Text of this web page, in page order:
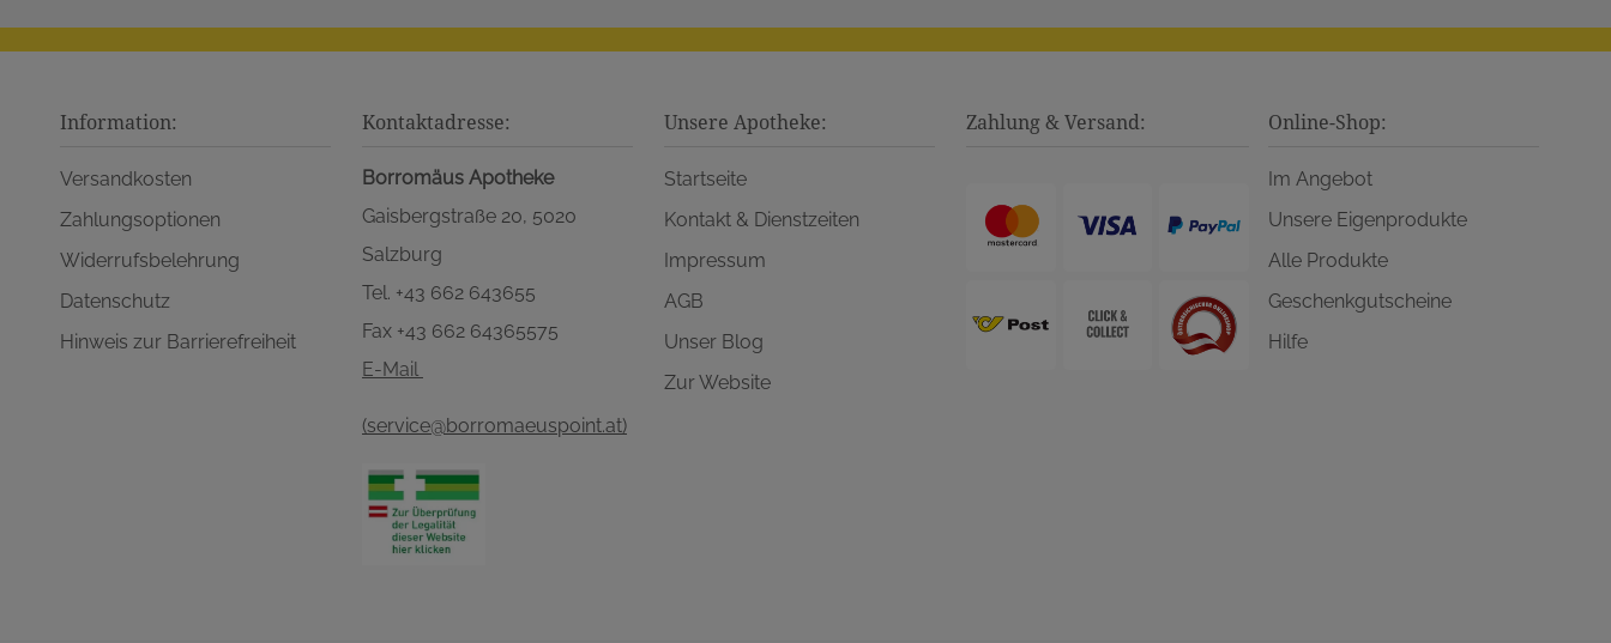
Information:
Versandkosten
Zahlungsoptionen
Widerrufsbelehrung
Datenschutz
Hinweis zur Barrierefreiheit
Kontaktadresse:
Borromäus Apotheke
Gaisbergstraße 20, 5020
Salzburg
Tel. +43 662 643655
Fax +43 662 64365575
E-Mail
(service@borromaeuspoint.at)
Unsere Apotheke:
Startseite
Kontakt & Dienstzeiten
Impressum
AGB
Unser Blog
Zur Website
Zahlung & Versand: Online-Shop:
Im Angebot
Unsere Eigenprodukte
Alle Produkte
Geschenkgutscheine
Hilfe